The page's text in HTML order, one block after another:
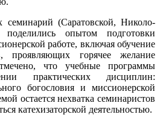
семинарий (Саратовской, Николо-
поделились опытом подготовки
работе, включая обучение
проявляющих горячее желание
что учебные программы
практических дисциплин:
богословия и миссионерской
остается нехватка семинаристов
катехизаторской деятельностью.